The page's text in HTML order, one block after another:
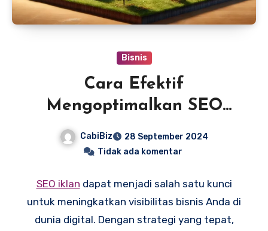
Bisnis
Cara Efektif
Mengoptimalkan SEO
Iklan untuk Bisnis Anda
CabiBiz
28 September 2024
Tidak ada komentar
SEO iklan dapat menjadi salah satu kunci
untuk meningkatkan visibilitas bisnis Anda di
dunia digital. Dengan strategi yang tepat,